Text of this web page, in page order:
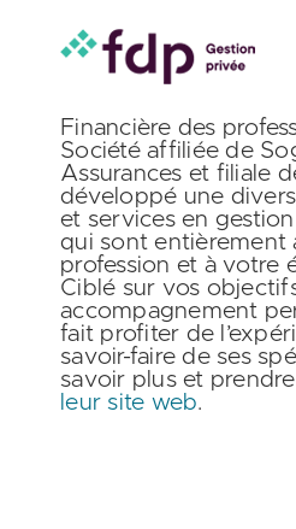
Financière des
Société affiliée de
Assurances et filiale
développé une
et services en
qui sont entièrement
profession et à votre
Ciblé sur vos
accompagnement
fait profiter de
savoir-faire de ses
savoir plus et
leur site web.